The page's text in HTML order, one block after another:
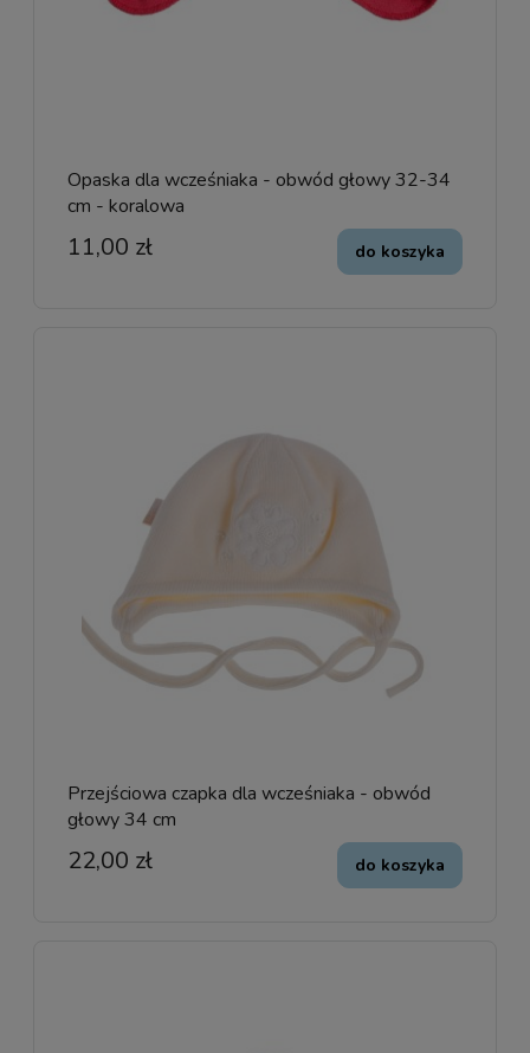
Opaska dla wcześniaka - obwód głowy 32-34
cm - koralowa
11,00 zł do koszyka
Przejściowa czapka dla wcześniaka - obwód
głowy 34 cm
22,00 zł do koszyka